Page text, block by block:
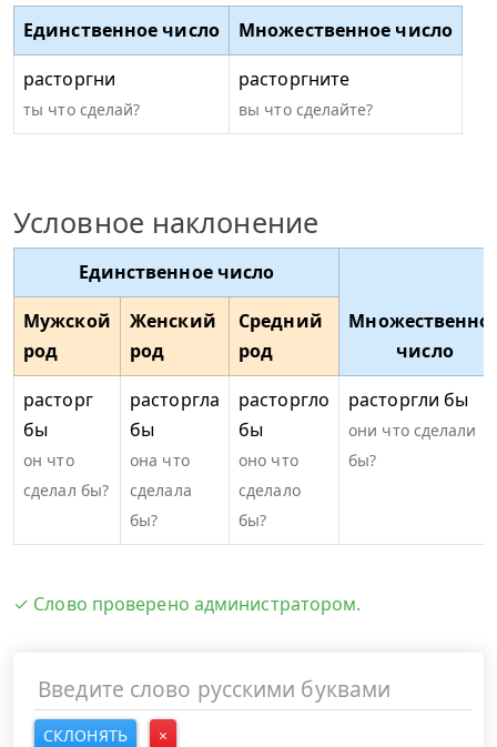
Единственное число
Множественное число
расторгни
ты что сделай?
расторгните
вы что сделайте?
Условное наклонение
Единственное число
число
Мужской
род
Женский
род
Средний
род
расторг
бы
он что
сделал бы?
расторгла
бы
она что
сделала
бы?
расторгло
бы
оно что
сделало
бы?
расторгли бы
они что сделали
бы?
✓ Слово проверено администратором.
СКЛОНЯТЬ ×